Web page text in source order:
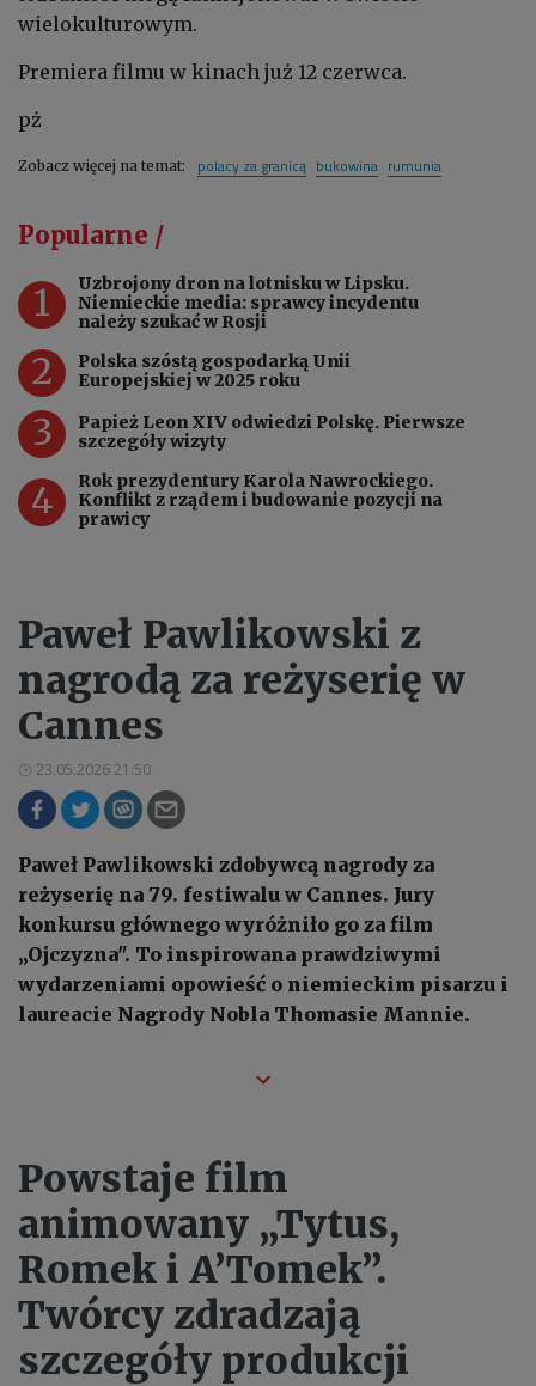
wielokulturowym.
Premiera filmu w kinach już 12 czerwca.
pż
Zobacz więcej na temat: polacy za granicą bukowina rumunia
Popularne /
1
Uzbrojony dron na lotnisku w Lipsku.
Niemieckie media: sprawcy incydentu
należy szukać w Rosji
2
Polska szóstą gospodarką Unii
Europejskiej w 2025 roku
3
Papież Leon XIV odwiedzi Polskę. Pierwsze
szczegóły wizyty
4
Rok prezydentury Karola Nawrockiego.
Konflikt z rządem i budowanie pozycji na
prawicy
Paweł Pawlikowski z
nagrodą za reżyserię w
Cannes
23.05.2026 21:50
Paweł Pawlikowski zdobywcą nagrody za
reżyserię na 79. festiwalu w Cannes. Jury
konkursu głównego wyróżniło go za film
„Ojczyzna". To inspirowana prawdziwymi
wydarzeniami opowieść o niemieckim pisarzu i
laureacie Nagrody Nobla Thomasie Mannie.
Powstaje film
animowany „Tytus,
Romek i A’Tomek”.
Twórcy zdradzają
szczegóły produkcji